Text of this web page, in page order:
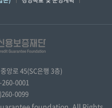
앙로 45(SC은행 3층)
0001
0099